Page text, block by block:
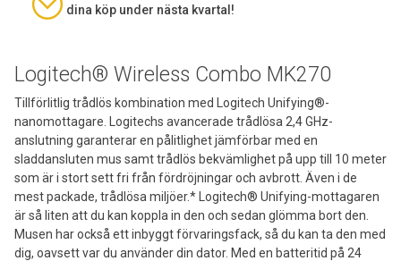
Logitech® Wireless Combo MK270
Tillförlitlig trådlös kombination med Logitech Unifying®-
nanomottagare. Logitechs avancerade trådlösa 2,4 GHz-
anslutning garanterar en pålitlighet jämförbar med en
sladdansluten mus samt trådlös bekvämlighet på upp till 10 meter
som är i stort sett fri från fördröjningar och avbrott. Även i de
mest packade, trådlösa miljöer.* Logitech® Unifying-mottagaren
är så liten att du kan koppla in den och sedan glömma bort den.
Musen har också ett inbyggt förvaringsfack, så du kan ta den med
dig, oavsett var du använder din dator. Med en batteritid på 24
dina köp under nästa kvartal!